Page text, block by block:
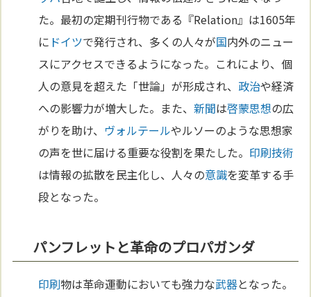
た。最初の定期刊行物である『Relation』は1605年
に ドイツで発行され、多くの人々が国内外のニュー
スにアクセスできるようになった。これにより、個
人の意見を超えた「世論」が形成され、 政治や経済
への影響力が増大した。また、新聞は啓蒙思想の広
がりを助け、 ヴォルテールやルソーのような思想家
の声を世に届ける重要な役割を果たした。 印刷技術
は情報の拡散を民主化し、人々の意識を変革する手
段となった。
パンフレットと革命のプロパガンダ
印刷物は革命運動においても強力な武器となった。